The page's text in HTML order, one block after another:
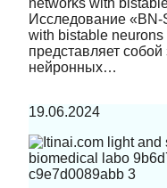
networks with
Исследование
with bistable
представляет
нейронных…
19.06.2024